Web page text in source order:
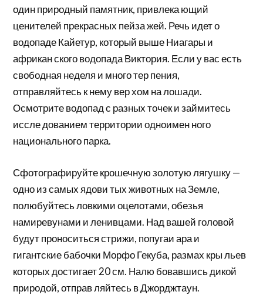
один природный памятник, привлека ющий
ценителей прекрасных пейза жей. Речь идет о
водопаде Кайетур, который выше Ниагары и
африкан ского водопада Виктория. Если у вас есть
свободная неделя и много тер пения,
отправляйтесь к нему вер хом на лошади.
Осмотрите водопад с разных точек и займитесь
иссле дованием территории одноимен ного
национального парка.
Сфотографируйте крошечную золотую лягушку —
одно из самых ядови тых животных на Земле,
полюбуйтесь ловкими оцелотами, обезья
намиревунами и ленивцами. Над вашей головой
будут проноситься стрижи, попугаи ара и
гигантские бабочки Морфо Гекуба, размах кры льев
которых достигает 20 см. Налю бовавшись дикой
природой, отправ ляйтесь в Джорджтаун.